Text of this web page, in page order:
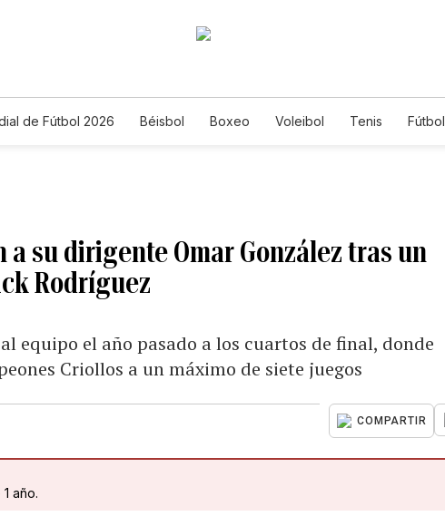
de Fútbol 2026 Béisbol Boxeo Voleibol Tenis Fútbol
a su dirigente Omar González tras un
Rodríguez
equipo el año pasado a los cuartos de final, donde
Criollos a un máximo de siete juegos
COMPARTIR
año.